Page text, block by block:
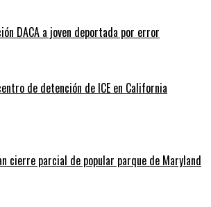
DACA a joven deportada por error
de detención de ICE en California
cierre parcial de popular parque de Maryland